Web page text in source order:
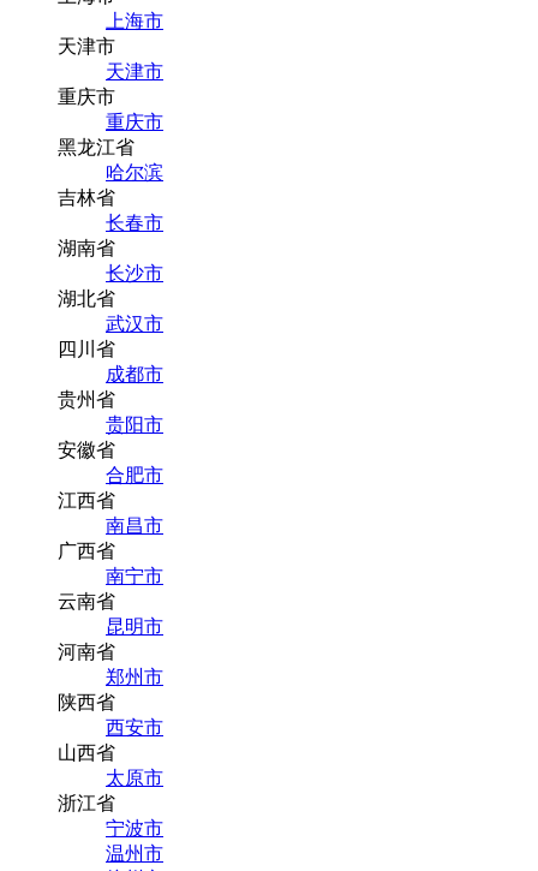
上海市
天津市
天津市
重庆市
重庆市
黑龙江省
哈尔滨
吉林省
长春市
湖南省
长沙市
湖北省
武汉市
四川省
成都市
贵州省
贵阳市
安徽省
合肥市
江西省
南昌市
广西省
南宁市
云南省
昆明市
河南省
郑州市
陕西省
西安市
山西省
太原市
浙江省
宁波市
温州市